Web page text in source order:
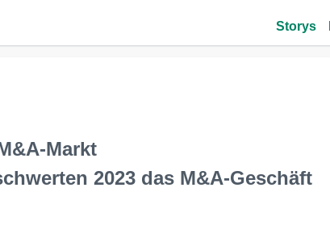
Storys
Markt
2023 das M&A-Geschäft